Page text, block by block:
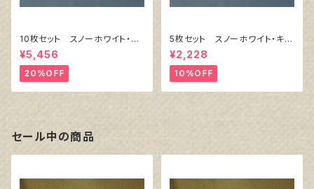
10枚セット スノーホワイト・キ
ャンバスボード F6 サイズ
410㎜x318㎜
¥5,456
20%OFF
5枚セット スノーホワイト・キャ
ンバスボード F4 サイズ 3
33㎜x242㎜
¥2,228
10%OFF
セール中の商品